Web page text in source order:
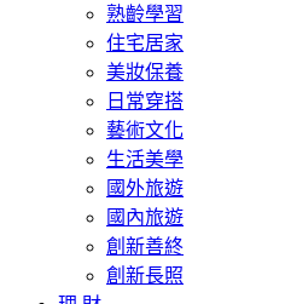
熟齡學習
住宅居家
美妝保養
日常穿搭
藝術文化
生活美學
國外旅遊
國內旅遊
創新善終
創新長照